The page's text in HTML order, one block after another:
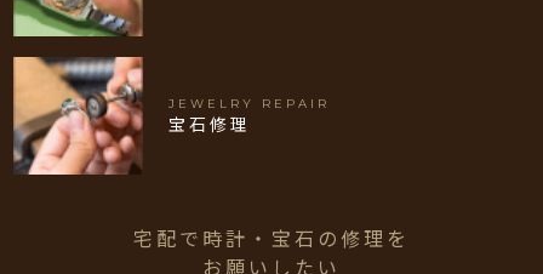
JEWELRY REPAIR
宝石修理
宅配で時計・宝石の修理を
お願いしたい